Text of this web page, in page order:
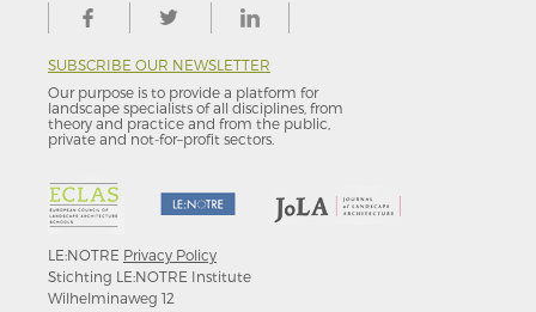
SUBSCRIBE OUR NEWSLETTER
Our purpose is to provide a platform for
landscape specialists of all disciplines, from
theory and practice and from the public,
private and not-for–profit sectors.
LE:NOTRE Privacy Policy
Stichting LE:NOTRE Institute
Wilhelminaweg 12